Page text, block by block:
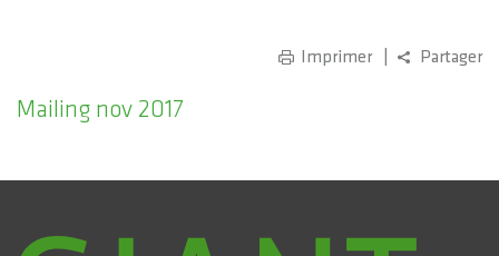
Imprimer Partager
Mailing nov 2017